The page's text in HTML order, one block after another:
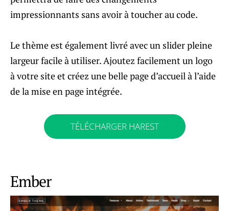
impressionnants sans avoir à toucher au code.
Le thème est également livré avec un slider pleine
largeur facile à utiliser. Ajoutez facilement un logo
à votre site et créez une belle page d’accueil à l’aide
de la mise en page intégrée.
TÉLÉCHARGER HAREST
Ember